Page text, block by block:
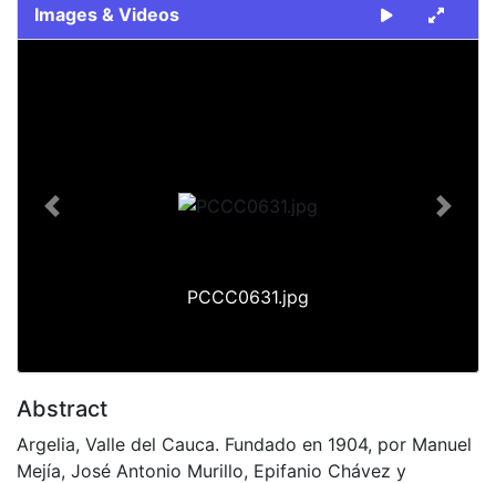
Images & Videos
PCCC0631.jpg
Previous Next
Abstract
Argelia, Valle del Cauca. Fundado en 1904, por Manuel
Mejía, José Antonio Murillo, Epifanio Chávez y